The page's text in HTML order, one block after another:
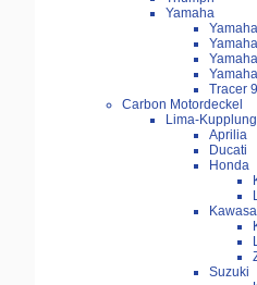
Yamaha
Tracer
Carbon Motordeckel
Lima-
Aprilia
Ducati
Honda
Suzuki